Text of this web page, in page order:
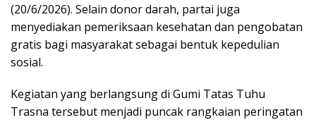
(20/6/2026). Selain donor darah, partai juga
menyediakan pemeriksaan kesehatan dan pengobatan
gratis bagi masyarakat sebagai bentuk kepedulian
sosial.
Kegiatan yang berlangsung di Gumi Tatas Tuhu
Trasna tersebut menjadi puncak rangkaian peringatan